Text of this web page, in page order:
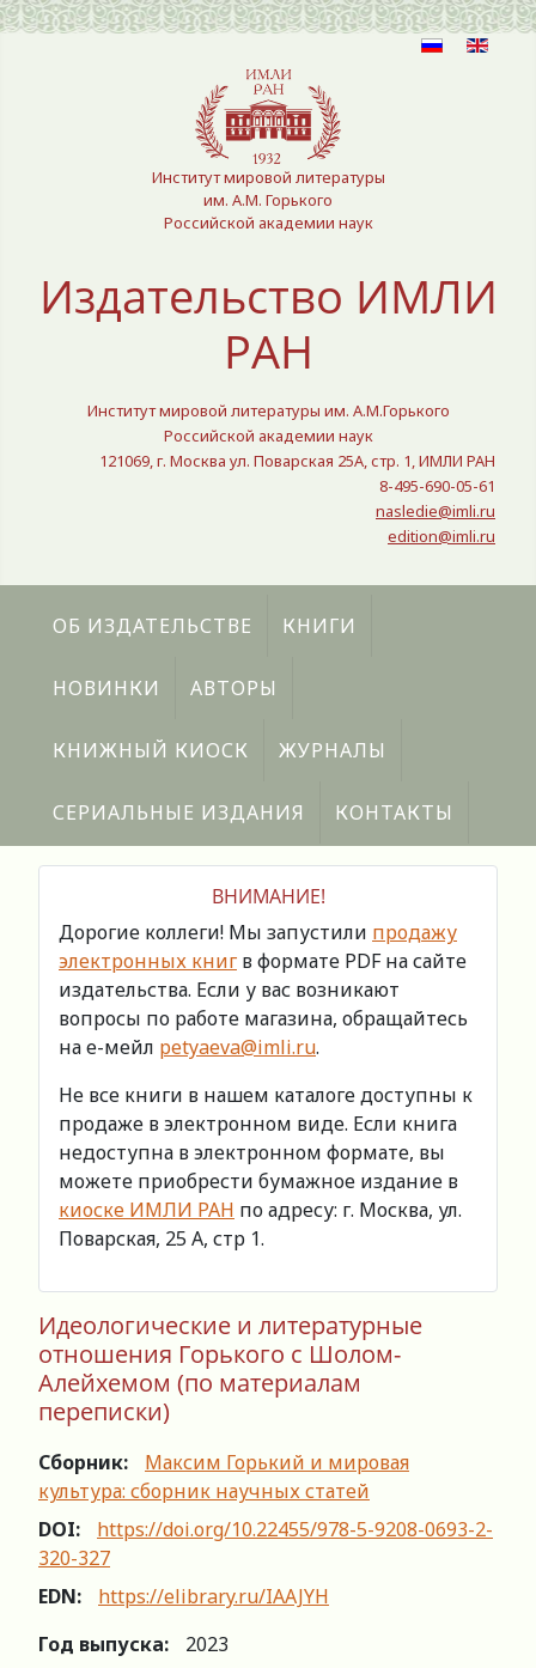
Выберите язык
Институт мировой литературы
им. А.М. Горького
Российской академии наук
Издательство ИМЛИ
РАН
Институт мировой литературы им. А.М.Горького
Российской академии наук
121069, г. Москва ул. Поварская 25A, стр. 1, ИМЛИ РАН
8-495-690-05-61
nasledie@imli.ru
edition@imli.ru
ОБ ИЗДАТЕЛЬСТВЕ КНИГИ
НОВИНКИ АВТОРЫ
КНИЖНЫЙ КИОСК ЖУРНАЛЫ
СЕРИАЛЬНЫЕ ИЗДАНИЯ КОНТАКТЫ
ВНИМАНИЕ!
Дорогие коллеги! Мы запустили продажу
электронных книг в формате PDF на сайте
издательства. Если у вас возникают
вопросы по работе магазина, обращайтесь
на е-мейл petyaeva@imli.ru.
Не все книги в нашем каталоге доступны к
продаже в электронном виде. Если книга
недоступна в электронном формате, вы
можете приобрести бумажное издание в
киоске ИМЛИ РАН по адресу: г. Москва, ул.
Поварская, 25 А, стр 1.
Идеологические и литературные
отношения Горького с Шолом-
Алейхемом (по материалам
переписки)
Сборник:
Максим Горький и мировая
культура: сборник научных статей
DOI:
https://doi.org/10.22455/978-5-9208-0693-2-
320-327
EDN:
https://elibrary.ru/IAAJYH
Год выпуска:
2023